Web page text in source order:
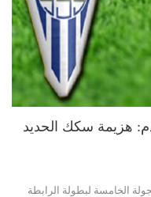
هزيمة سكك الحديد
الخامسة لبطولة الرابطة